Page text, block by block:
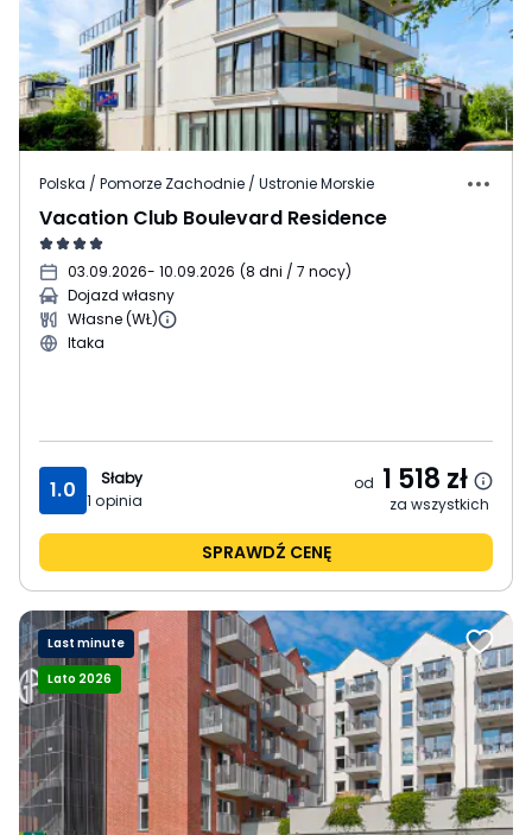
Polska / Pomorze Zachodnie / Ustronie Morskie
Vacation Club Boulevard Residence
03.09.2026- 10.09.2026 (8 dni / 7 nocy)
Dojazd własny
Własne (WŁ)
Itaka
1.0
Słaby
1 opinia
od 1 518 zł
za wszystkich
SPRAWDŹ CENĘ
Last minute
Lato 2026